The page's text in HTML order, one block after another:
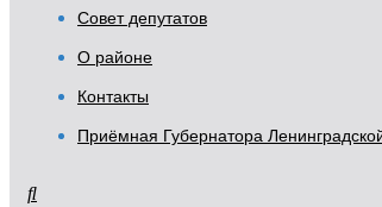
Совет депутатов
О районе
Контакты
Приёмная Губернатора